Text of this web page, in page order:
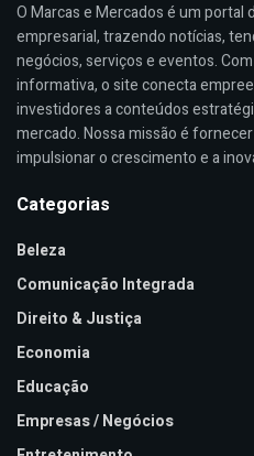
O Marcas e Mercados é um portal
empresarial, trazendo notícias,
negócios, serviços e eventos.
informativa, o site conecta
investidores a conteúdos
mercado. Nossa missão é
impulsionar o crescimento e a
Categorias
Beleza
Comunicação Integrada
Direito & Justiça
Economia
Educação
Empresas / Negócios